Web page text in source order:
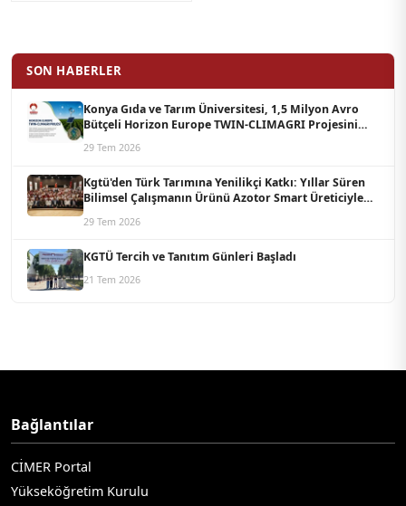
SON HABERLER
Konya Gıda ve Tarım Üniversitesi, 1,5 Milyon Avro
Bütçeli Horizon Europe TWIN-CLIMAGRI Projesini
29 Tem 2026
Kgtü'den Türk Tarımına Yenilikçi Katkı: Yıllar Süren
Bilimsel Çalışmanın Ürünü Azotor Smart Üreticiyle
29 Tem 2026
KGTÜ Tercih ve Tanıtım Günleri Başladı
21 Tem 2026
Bağlantılar
CİMER Portal
Yükseköğretim Kurulu